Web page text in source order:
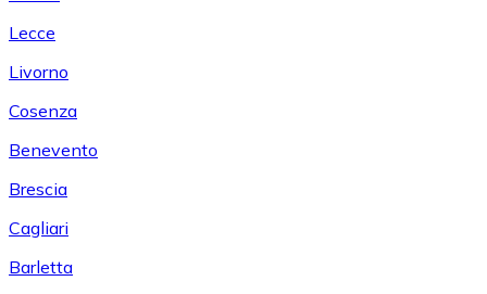
Lecce
Livorno
Cosenza
Benevento
Brescia
Cagliari
Barletta